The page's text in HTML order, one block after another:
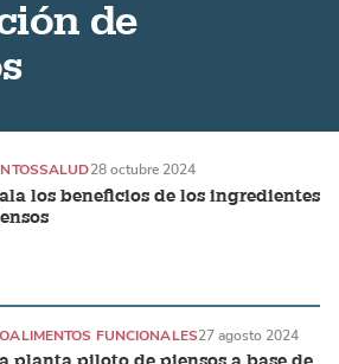
de
los beneficios de los ingredientes
SALUD28 octubre 2024
ALIMENTOS FUNCIONALES27 agosto 2024